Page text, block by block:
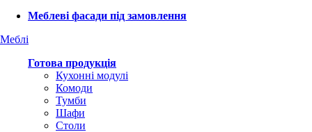
Меблеві фасади під замовлення
Меблі
Готова продукція
Кухонні модулі
Комоди
Тумби
Шафи
Столи